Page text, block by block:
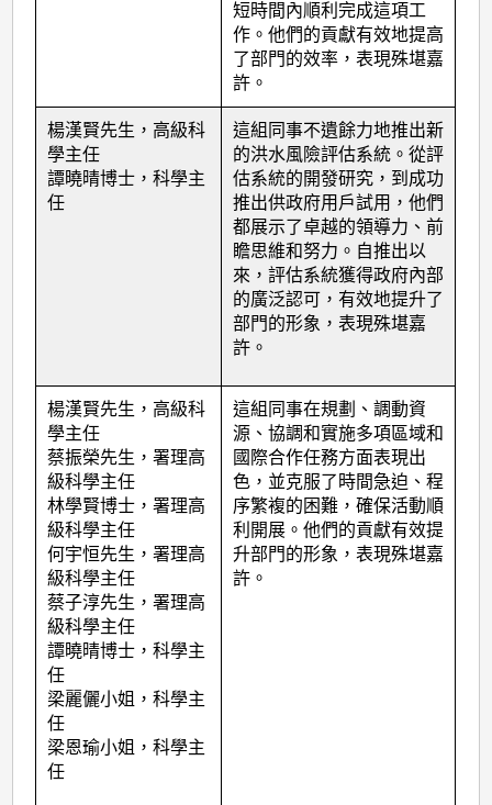
短時間內順利完成這項工
作。他們的貢獻有效地提高
了部門的效率，表現殊堪嘉
許。
楊漢賢先生，高級科
學主任
譚曉晴博士，科學主
任
這組同事不遺餘力地推出新
的洪水風險評估系統。從評
估系統的開發研究，到成功
推出供政府用戶試用，他們
都展示了卓越的領導力、前
瞻思維和努力。自推出以
來，評估系統獲得政府內部
的廣泛認可，有效地提升了
部門的形象，表現殊堪嘉
許。
楊漢賢先生，高級科
學主任
蔡振榮先生，署理高
級科學主任
林學賢博士，署理高
級科學主任
何宇恒先生，署理高
級科學主任
蔡子淳先生，署理高
級科學主任
譚曉晴博士，科學主
任
梁麗儷小姐，科學主
任
梁恩瑜小姐，科學主
任
這組同事在規劃、調動資
源、協調和實施多項區域和
國際合作任務方面表現出
色，並克服了時間急迫、程
序繁複的困難，確保活動順
利開展。他們的貢獻有效提
升部門的形象，表現殊堪嘉
許。